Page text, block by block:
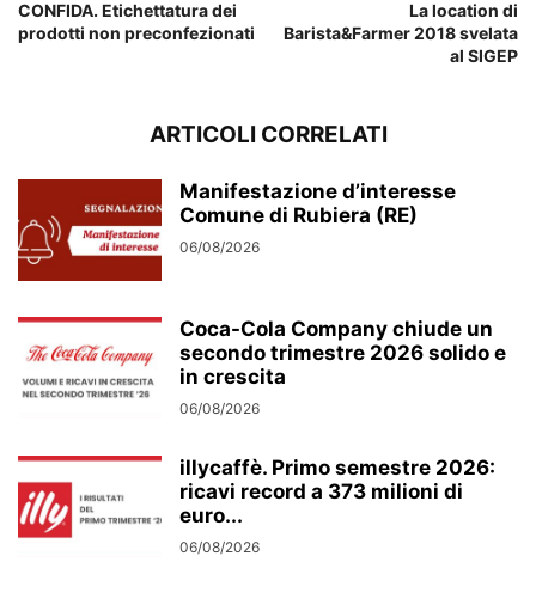
CONFIDA. Etichettatura dei
prodotti non preconfezionati
La location di
Barista&Farmer 2018 svelata
al SIGEP
ARTICOLI CORRELATI
Manifestazione d’interesse
Comune di Rubiera (RE)
06/08/2026
Coca-Cola Company chiude un
secondo trimestre 2026 solido e
in crescita
06/08/2026
illycaffè. Primo semestre 2026:
ricavi record a 373 milioni di
euro...
06/08/2026